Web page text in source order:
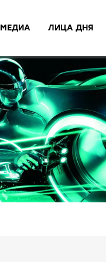
МЕДИА ЛИЦА ДНЯ